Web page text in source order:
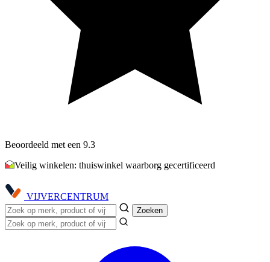
Beoordeeld met een 9.3
Veilig winkelen: thuiswinkel waarborg gecertificeerd
VIJVERCENTRUM
Zoeken